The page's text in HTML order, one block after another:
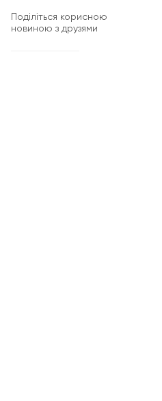
Поділіться корисною
новиною з друзями